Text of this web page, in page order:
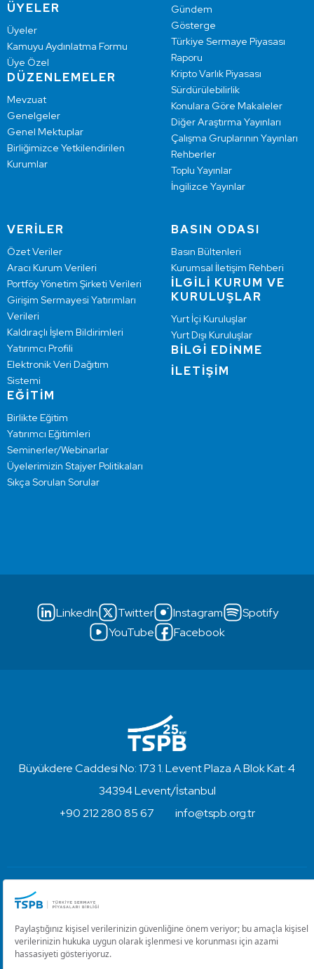
ÜYELER
Üyeler
Kamuyu Aydınlatma Formu
Üye Özel
DÜZENLEMELER
Mevzuat
Genelgeler
Genel Mektuplar
Birliğimizce Yetkilendirilen
Kurumlar
Gündem
Gösterge
Türkiye Sermaye Piyasası
Raporu
Kripto Varlık Piyasası
Sürdürülebilirlik
Konulara Göre Makaleler
Diğer Araştırma Yayınları
Çalışma Gruplarının Yayınları
Rehberler
Toplu Yayınlar
İngilizce Yayınlar
VERİLER
Özet Veriler
Aracı Kurum Verileri
Portföy Yönetim Şirketi Verileri
Girişim Sermayesi Yatırımları
Verileri
Kaldıraçlı İşlem Bildirimleri
Yatırımcı Profili
Elektronik Veri Dağıtım
Sistemi
EĞİTİM
Birlikte Eğitim
Yatırımcı Eğitimleri
Seminerler/Webinarlar
Üyelerimizin Stajyer Politikaları
Sıkça Sorulan Sorular
BASIN ODASI
Basın Bültenleri
Kurumsal İletişim Rehberi
İLGİLİ KURUM VE
KURULUŞLAR
Yurt İçi Kuruluşlar
Yurt Dışı Kuruluşlar
BİLGİ EDİNME
İLETİŞİM
LinkedIn Twitter Instagram
Spotify
YouTube
Facebook
Büyükdere Caddesi No: 173 1. Levent Plaza A Blok Kat: 4
34394 Levent/İstanbul
+90 212 280 85 67
info@tspb.org.tr
Kullanım Koşulları ve Gizlilik
Çerez Ayarlarını Düzenle